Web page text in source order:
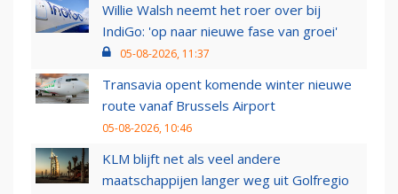
Willie Walsh neemt het roer over bij
IndiGo: 'op naar nieuwe fase van groei'
05-08-2026, 11:37
Transavia opent komende winter nieuwe
route vanaf Brussels Airport
05-08-2026, 10:46
KLM blijft net als veel andere
maatschappijen langer weg uit Golfregio